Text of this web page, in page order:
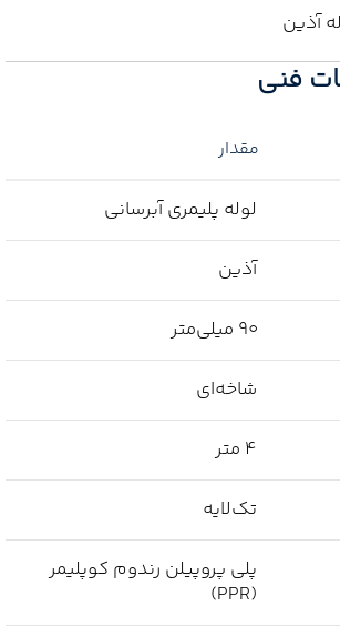
آذین
فنی
مقدار
لوله پلیمری آبرسانی
آذین
90 میلی‌متر
شاخه‌ای
4 متر
تک‌لایه
پلی پروپیلن رندوم کوپلیمر
(PPR)